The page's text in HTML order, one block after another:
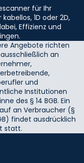
für Ihr
1D oder 2D,
Effizienz und
Angebote richten
an
und
Institutionen
des § 14 BGB. Ein
an Verbraucher (§
findet ausdrücklich
statt.